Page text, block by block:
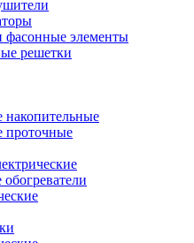
фасонные элементы
решетки
накопительные
проточные